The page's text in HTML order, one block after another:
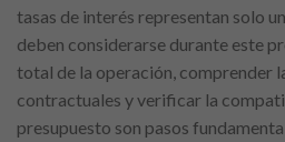
tasas de interés representan solo
deben considerarse durante este
total de la operación, comprender
contractuales y verificar la
presupuesto son pasos